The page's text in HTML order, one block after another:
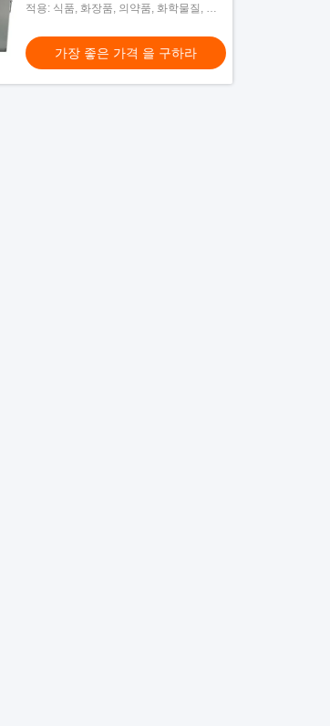
적용: 식품, 화장품, 의약품, 화학물질, 세
가장 좋은 가격 을 구하라